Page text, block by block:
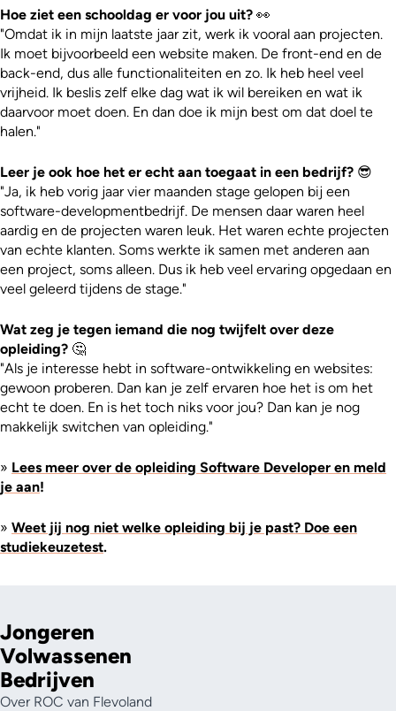
Hoe ziet een schooldag er voor jou uit? 👀
"Omdat ik in mijn laatste jaar zit, werk ik vooral aan projecten.
Ik moet bijvoorbeeld een website maken. De front-end en de
back-end, dus alle functionaliteiten en zo. Ik heb heel veel
vrijheid. Ik beslis zelf elke dag wat ik wil bereiken en wat ik
daarvoor moet doen. En dan doe ik mijn best om dat doel te
halen."
Leer je ook hoe het er echt aan toegaat in een bedrijf? 😎
"Ja, ik heb vorig jaar vier maanden stage gelopen bij een
software-developmentbedrijf. De mensen daar waren heel
aardig en de projecten waren leuk. Het waren echte projecten
van echte klanten. Soms werkte ik samen met anderen aan
een project, soms alleen. Dus ik heb veel ervaring opgedaan en
veel geleerd tijdens de stage."
Wat zeg je tegen iemand die nog twijfelt over deze
opleiding? 🤔
"Als je interesse hebt in software-ontwikkeling en websites:
gewoon proberen. Dan kan je zelf ervaren hoe het is om het
echt te doen. En is het toch niks voor jou? Dan kan je nog
makkelijk switchen van opleiding."
» Lees meer over de opleiding Software Developer en meld
je aan!
» Weet jij nog niet welke opleiding bij je past? Doe een
studiekeuzetest.
Jongeren
Volwassenen
Bedrijven
Over ROC van Flevoland